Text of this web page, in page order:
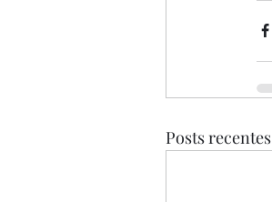
Posts recentes